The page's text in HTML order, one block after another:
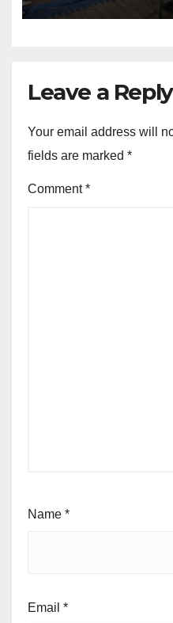
Leave a Reply
Your email address will
fields are marked *
Comment*
Name *
Email *